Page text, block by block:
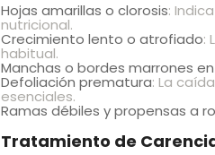
Hojas amarillas o clorosis:
nutricional.
Crecimiento lento o atrofiado:
habitual.
Manchas o bordes marrones
Defoliación prematura: La
esenciales.
Ramas débiles y propensas a
Tratamiento de